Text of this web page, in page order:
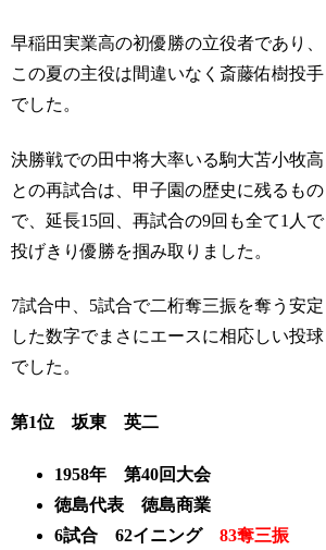
早稲田実業高の初優勝の立役者であり、
この夏の主役は間違いなく斎藤佑樹投手
でした。
決勝戦での田中将大率いる駒大苫小牧高
との再試合は、甲子園の歴史に残るもの
で、延長15回、再試合の9回も全て1人で
投げきり優勝を掴み取りました。
7試合中、5試合で二桁奪三振を奪う安定
した数字でまさにエースに相応しい投球
でした。
第1位 坂東 英二
1958年 第40回大会
徳島代表 徳島商業
6試合 62イニング83奪三振